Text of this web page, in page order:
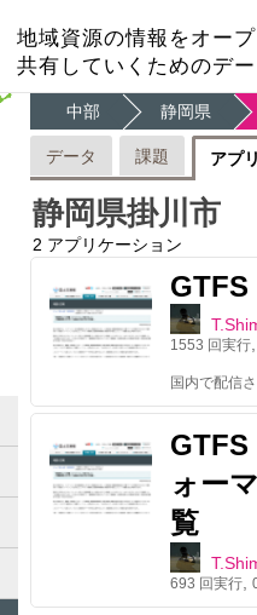
地域資源の情報をオー
共有していくためのデ
中部 静岡県
データ 課題 アプ
静岡県掛川市
2 アプリケーション
1553 回実行
GTFS
ォー
覧
693 回実行